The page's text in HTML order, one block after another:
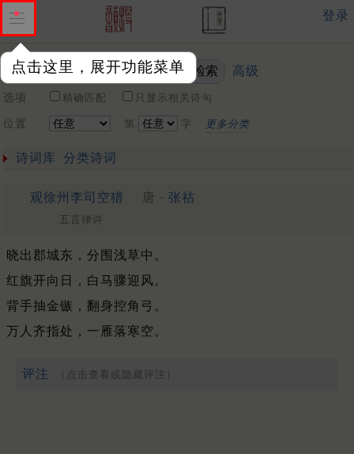
点击这里，展开功能菜单
登录
关键词 高级
选项 精确匹配 只显示相关诗句
位置 第 字 更多分类
诗词库 分类诗词
观徐州李司空猎 唐 · 张祜
五言律诗
晓出郡城东，分围浅草中。
红旗开向日，白马骤迎风。
背手抽金镞，翻身控角弓。
万人齐指处，一雁落寒空。
评注 （点击查看或隐藏评注）